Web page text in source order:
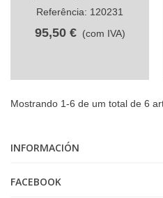
Referência: 120231
95,50 € (com IVA)
Mostrando 1-6 de um total de 6
INFORMACIÓN
FACEBOOK